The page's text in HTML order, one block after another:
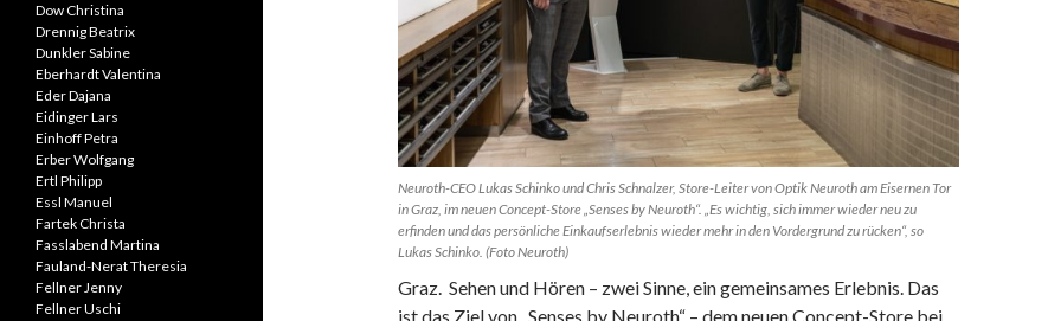
Neuroth-CEO Lukas Schinko und Chris Schnalzer, Store-Leiter von Optik Neuroth am Eisernen Tor
in Graz, im neuen Concept-Store „Senses by Neuroth“. „Es wichtig, sich immer wieder neu zu
erfinden und das persönliche Einkaufserlebnis wieder mehr in den Vordergrund zu rücken“, so
Lukas Schinko. (Foto Neuroth)
Graz. Sehen und Hören – zwei Sinne, ein gemeinsames Erlebnis. Das
ist das Ziel von „Senses by Neuroth“ – dem neuen Concept-Store bei
Dow Christina
Drennig Beatrix
Dunkler Sabine
Eberhardt Valentina
Eder Dajana
Eidinger Lars
Einhoff Petra
Erber Wolfgang
Ertl Philipp
Essl Manuel
Fartek Christa
Fasslabend Martina
Fauland-Nerat Theresia
Fellner Jenny
Fellner Uschi